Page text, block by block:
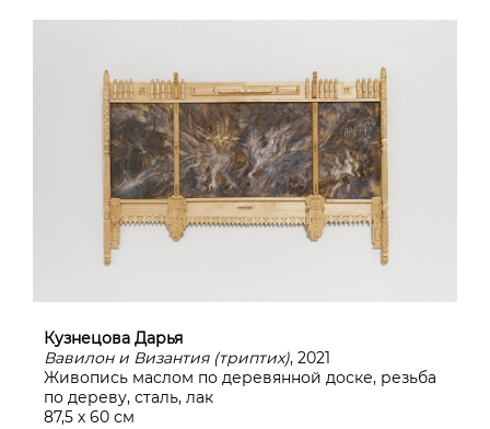
Кузнецова Дарья
Вавилон и Византия (триптих), 2021
Живопись маслом по деревянной доске, резьба
по дереву, сталь, лак
87,5 х 60 см